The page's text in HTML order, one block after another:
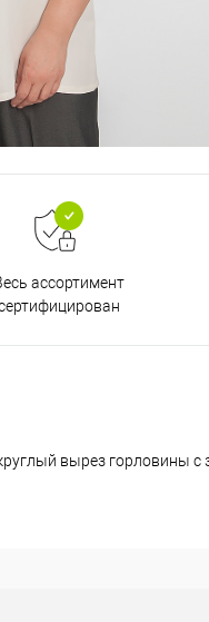
ассортимент
вырез горловины